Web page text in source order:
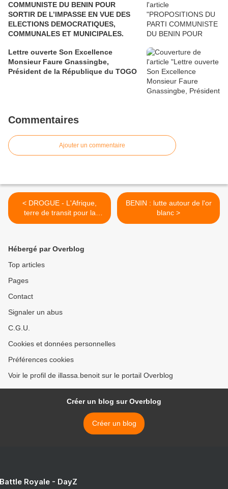
COMMUNISTE DU BENIN POUR
SORTIR DE L’IMPASSE EN VUE DES
ELECTIONS DEMOCRATIQUES,
COMMUNALES ET MUNICIPALES.
Lettre ouverte Son Excellence
Monsieur Faure Gnassingbe,
Président de la République du TOGO
Commentaires
Ajouter un commentaire
< DROGUE - L'Afrique,
terre de transit pour la
cocaïne
BENIN : lutte autour de l'or
blanc >
Hébergé par Overblog
Top articles
Pages
Contact
Signaler un abus
C.G.U.
Cookies et données personnelles
Préférences cookies
Voir le profil de illassa.benoit sur le portail Overblog
Créer un blog sur Overblog
Créer un blog
Royale - DayZ